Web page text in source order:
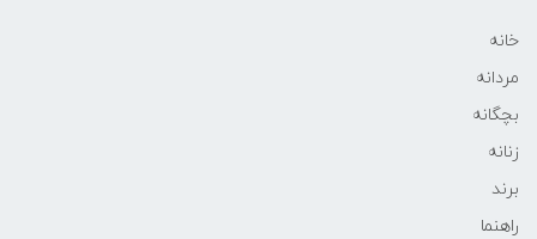
خانه
مردانه
بچگانه
زنانه
برند
راهنما